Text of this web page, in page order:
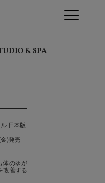
& SPA
日本版
)発売
体のゆが
改善する